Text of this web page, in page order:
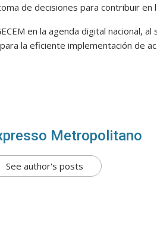
de decisiones para contribuir
en la agenda digital nacional,
la eficiente implementación de
Metropolitano
See author's posts